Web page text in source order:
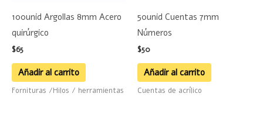
100unid Argollas 8mm Acero
quirúrgico
$65
Añadir al carrito
Fornituras /Hilos / herramientas
50unid Cuentas 7mm
Números
$50
Añadir al carrito
Cuentas de acrílico